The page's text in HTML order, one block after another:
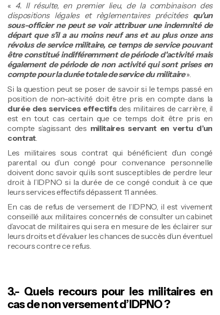
« 4. Il résulte, en premier lieu, de la combinaison des
dispositions légales et règlementaires précitées qu'un
sous-officier ne peut se voir attribuer une indemnité de
départ que s'il a au moins neuf ans et au plus onze ans
révolus de service militaire, ce temps de service pouvant
être constitué indifféremment de période d'activité mais
également de période de non activité qui sont prises en
compte pour la durée totale de service du militaire».
Si la question peut se poser de savoir si le temps passé en
position de non-activité doit être pris en compte dans la
durée des services effectifsdes militaires de carrière, il
est en tout cas certain que ce temps doit être pris en
compte s’agissant des militaires servant en vertu d’un
contrat.
Les militaires sous contrat qui bénéficient d’un congé
parental ou d’un congé pour convenance personnelle
doivent donc savoir qu’ils sont susceptibles de perdre leur
droit à l’IDPNO si la durée de ce congé conduit à ce que
leurs services effectifs dépassent 11 années.
En cas de refus de versement de l’IDPNO, il est vivement
conseillé aux militaires concernés de consulter un cabinet
d’avocat de militaires qui sera en mesure de les éclairer sur
leurs droits et d’évaluer les chances de succès d’un éventuel
recours contre ce refus.
3.- Quels recours pour les militaires en
cas de non versement d’IDPNO ?